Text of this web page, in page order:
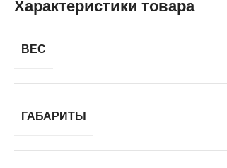
Характеристики товара
ВЕС
ГАБАРИТЫ